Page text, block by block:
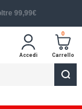
Italia
Accedi
0
Carrello